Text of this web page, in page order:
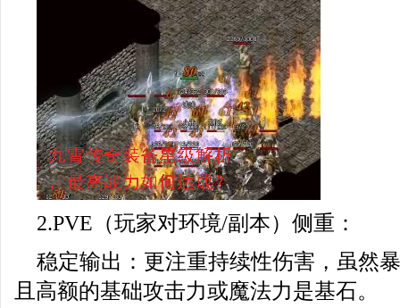
2.PVE（玩家对环境/副本）侧重：
稳定输出：更注重持续性伤害，虽然
且高额的基础攻击力或魔法力是基石。